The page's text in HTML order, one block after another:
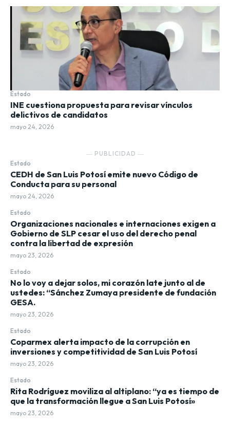
Estado
INE cuestiona propuesta para revisar vínculos
delictivos de candidatos
mayo 24, 2026
― PUBLICIDAD ―
Estado
CEDH de San Luis Potosí emite nuevo Código de
Conducta para su personal
mayo 24, 2026
Estado
Organizaciones nacionales e internaciones exigen a
Gobierno de SLP cesar el uso del derecho penal
contra la libertad de expresión
mayo 23, 2026
Estado
No lo voy a dejar solos, mi corazón late junto al de
ustedes: “Sánchez Zumaya presidente de fundación
GESA.
mayo 23, 2026
Estado
Coparmex alerta impacto de la corrupción en
inversiones y competitividad de San Luis Potosí
mayo 23, 2026
Estado
Rita Rodríguez moviliza al altiplano: “ya es tiempo de
que la transformación llegue a San Luis Potosí»
mayo 23, 2026